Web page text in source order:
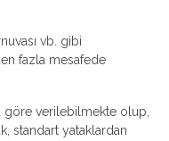
vb. gibi
fazla mesafede
verilebilmekte olup,
standart yataklardan